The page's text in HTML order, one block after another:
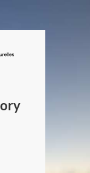
/
Canada